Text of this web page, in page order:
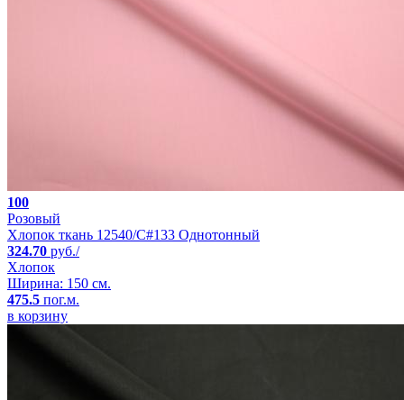
100
Розовый
Хлопок ткань 12540/C#133 Однотонный
324.70 руб./
Хлопок
Ширина: 150 см.
475.5 пог.м.
в корзину